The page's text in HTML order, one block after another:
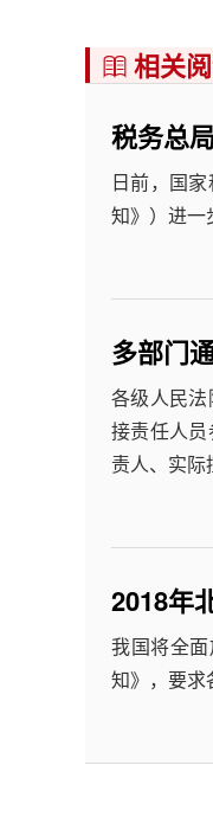
 相关
税务总
日前，国
知》）进一
多部门
各级人民
接责任人
责人、实际
2018年
我国将全
知》，要求